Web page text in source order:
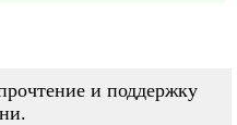
и поддержку